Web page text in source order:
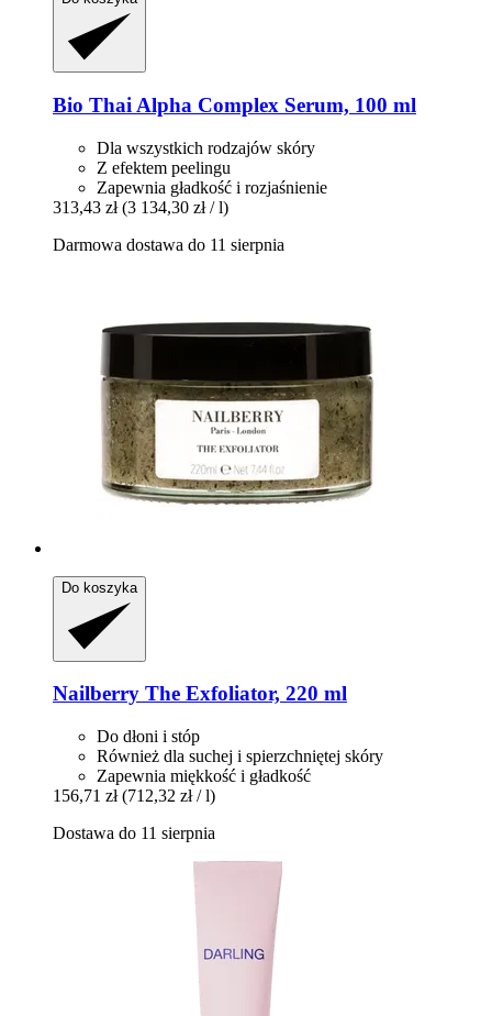
Bio Thai Alpha Complex Serum, 100 ml
Dla wszystkich rodzajów skóry
Z efektem peelingu
Zapewnia gładkość i rozjaśnienie
313,43 zł (3 134,30 zł / l)
Darmowa dostawa do 11 sierpnia
Do koszyka
Nailberry The Exfoliator, 220 ml
Do dłoni i stóp
Również dla suchej i spierzchniętej skóry
Zapewnia miękkość i gładkość
156,71 zł (712,32 zł / l)
Dostawa do 11 sierpnia